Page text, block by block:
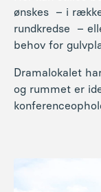
ønskes – i
rundkredse
–
behov for
Dramalokalet
og rummet er